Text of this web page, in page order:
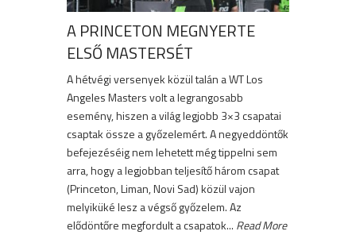
A PRINCETON MEGNYERTE
ELSŐ MASTERSÉT
A hétvégi versenyek közül talán a WT Los
Angeles Masters volt a legrangosabb
esemény, hiszen a világ legjobb 3×3 csapatai
csaptak össze a győzelemért. A negyeddöntők
befejezéséig nem lehetett még tippelni sem
arra, hogy a legjobban teljesítő három csapat
(Princeton, Liman, Novi Sad) közül vajon
melyiküké lesz a végső győzelem. Az
elődöntőre megfordult a csapatok... Read More